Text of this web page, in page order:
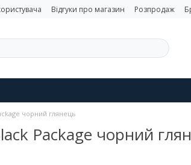
Відгуки про магазин Розпродаж
чорний глянець
Package чорний